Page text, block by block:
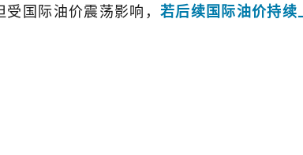
国际油价震荡影响， 若后续国际油价持